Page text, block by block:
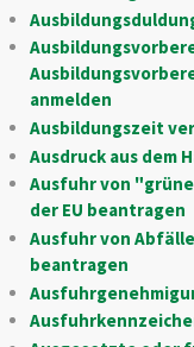
anmelden
Ausbildungszeit
Ausdruck aus dem
Ausfuhr von
der EU beantragen
Ausfuhr von
beantragen